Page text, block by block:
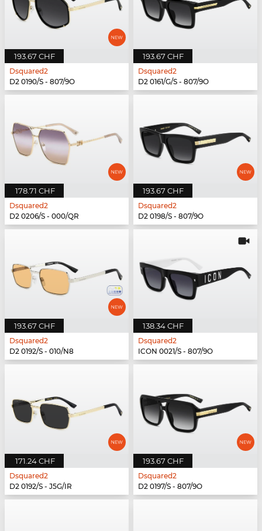
193.67 CHF
Dsquared2
D2 0190/S - 807/9O
193.67 CHF
Dsquared2
D2 0161/G/S - 807/9O
178.71 CHF
Dsquared2
D2 0206/S - 000/QR
193.67 CHF
Dsquared2
D2 0198/S - 807/9O
193.67 CHF
Dsquared2
D2 0192/S - 010/N8
138.34 CHF
Dsquared2
ICON 0021/S - 807/9O
171.24 CHF
Dsquared2
D2 0192/S - J5G/IR
193.67 CHF
Dsquared2
D2 0197/S - 807/9O